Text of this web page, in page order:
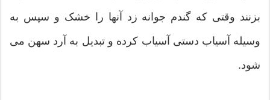
بزنند وقتی که گندم جوانه زد آنها را خشک و سپس به
وسیله آسیاب دستی آسیاب کرده و تبدیل به آرد سهن می
شود.